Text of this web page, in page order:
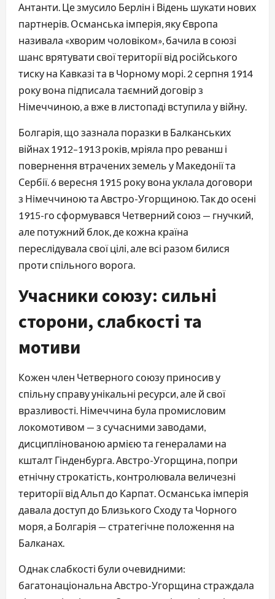
Антанти. Це змусило Берлін і Відень шукати нових
партнерів. Османська імперія, яку Європа
називала «хворим чоловіком», бачила в союзі
шанс врятувати свої території від російського
тиску на Кавказі та в Чорному морі. 2 серпня 1914
року вона підписала таємний договір з
Німеччиною, а вже в листопаді вступила у війну.
Болгарія, що зазнала поразки в Балканських
війнах 1912–1913 років, мріяла про реванш і
повернення втрачених земель у Македонії та
Сербії. 6 вересня 1915 року вона уклала договори
з Німеччиною та Австро-Угорщиною. Так до осені
1915-го сформувався Четверний союз — гнучкий,
але потужний блок, де кожна країна
переслідувала свої цілі, але всі разом билися
проти спільного ворога.
Учасники союзу: сильні
сторони, слабкості та
мотиви
Кожен член Четверного союзу приносив у
спільну справу унікальні ресурси, але й свої
вразливості. Німеччина була промисловим
локомотивом — з сучасними заводами,
дисциплінованою армією та генералами на
кшталт Гінденбурга. Австро-Угорщина, попри
етнічну строкатість, контролювала величезні
території від Альп до Карпат. Османська імперія
давала доступ до Близького Сходу та Чорного
моря, а Болгарія — стратегічне положення на
Балканах.
Однак слабкості були очевидними:
багатонаціональна Австро-Угорщина страждала